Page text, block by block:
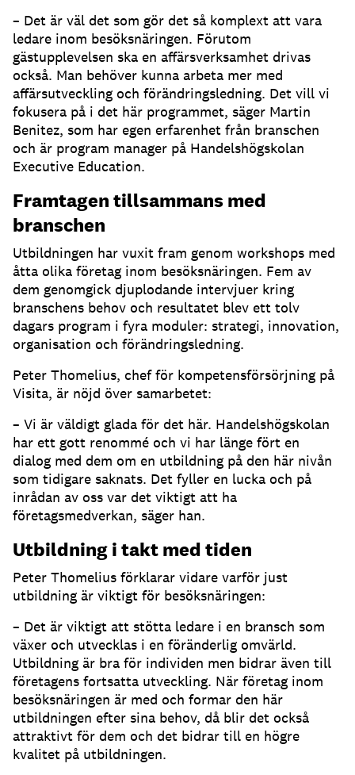
– Det är väl det som gör det så komplext att vara
ledare inom besöksnäringen. Förutom
gästupplevelsen ska en affärsverksamhet drivas
också. Man behöver kunna arbeta mer med
affärsutveckling och förändringsledning. Det vill vi
fokusera på i det här programmet, säger Martin
Benitez, som har egen erfarenhet från branschen
och är program manager på Handelshögskolan
Executive Education.
Framtagen tillsammans med
branschen
Utbildningen har vuxit fram genom workshops med
åtta olika företag inom besöksnäringen. Fem av
dem genomgick djuplodande intervjuer kring
branschens behov och resultatet blev ett tolv
dagars program i fyra moduler: strategi, innovation,
organisation och förändringsledning.
Peter Thomelius, chef för kompetensförsörjning på
Visita, är nöjd över samarbetet:
– Vi är väldigt glada för det här. Handelshögskolan
har ett gott renommé och vi har länge fört en
dialog med dem om en utbildning på den här nivån
som tidigare saknats. Det fyller en lucka och på
inrådan av oss var det viktigt att ha
företagsmedverkan, säger han.
Utbildning i takt med tiden
Peter Thomelius förklarar vidare varför just
utbildning är viktigt för besöksnäringen:
– Det är viktigt att stötta ledare i en bransch som
växer och utvecklas i en föränderlig omvärld.
Utbildning är bra för individen men bidrar även till
företagens fortsatta utveckling. När företag inom
besöksnäringen är med och formar den här
utbildningen efter sina behov, då blir det också
attraktivt för dem och det bidrar till en högre
kvalitet på utbildningen.